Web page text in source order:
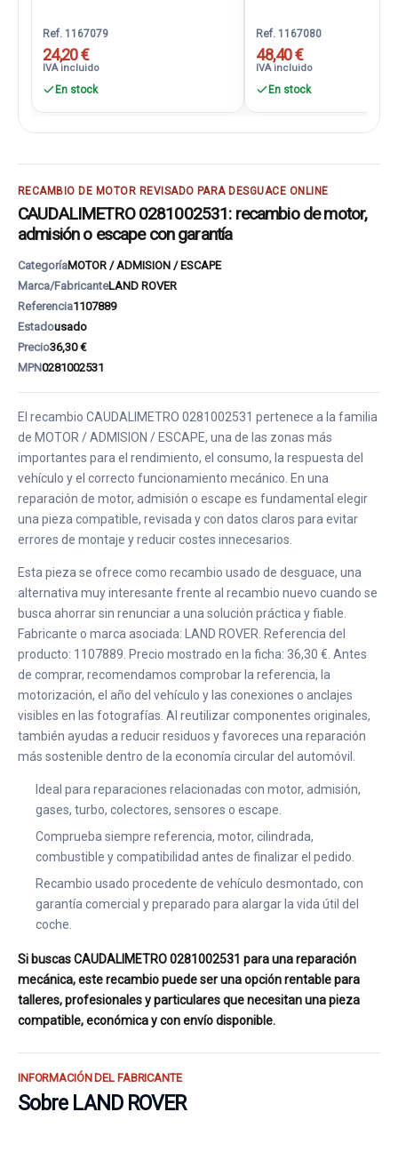
Ref. 1167079
24,20 €
IVA incluido
En stock
Ref. 1167080
48,40 €
IVA incluido
En stock
RECAMBIO DE MOTOR REVISADO PARA DESGUACE ONLINE
CAUDALIMETRO 0281002531: recambio de motor,
admisión o escape con garantía
CategoríaMOTOR / ADMISION / ESCAPE
Marca/FabricanteLAND ROVER
Referencia1107889
Estadousado
Precio36,30 €
MPN0281002531
El recambio CAUDALIMETRO 0281002531 pertenece a la familia
de MOTOR / ADMISION / ESCAPE, una de las zonas más
importantes para el rendimiento, el consumo, la respuesta del
vehículo y el correcto funcionamiento mecánico. En una
reparación de motor, admisión o escape es fundamental elegir
una pieza compatible, revisada y con datos claros para evitar
errores de montaje y reducir costes innecesarios.
Esta pieza se ofrece como recambio usado de desguace, una
alternativa muy interesante frente al recambio nuevo cuando se
busca ahorrar sin renunciar a una solución práctica y fiable.
Fabricante o marca asociada: LAND ROVER. Referencia del
producto: 1107889. Precio mostrado en la ficha: 36,30 €. Antes
de comprar, recomendamos comprobar la referencia, la
motorización, el año del vehículo y las conexiones o anclajes
visibles en las fotografías. Al reutilizar componentes originales,
también ayudas a reducir residuos y favoreces una reparación
más sostenible dentro de la economía circular del automóvil.
Ideal para reparaciones relacionadas con motor, admisión,
gases, turbo, colectores, sensores o escape.
Comprueba siempre referencia, motor, cilindrada,
combustible y compatibilidad antes de finalizar el pedido.
Recambio usado procedente de vehículo desmontado, con
garantía comercial y preparado para alargar la vida útil del
coche.
Si buscas CAUDALIMETRO 0281002531 para una reparación
mecánica, este recambio puede ser una opción rentable para
talleres, profesionales y particulares que necesitan una pieza
compatible, económica y con envío disponible.
INFORMACIÓN DEL FABRICANTE
Sobre LAND ROVER